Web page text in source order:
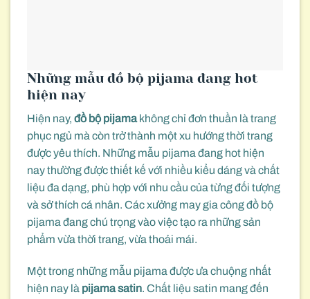
Những mẫu đồ bộ pijama đang hot
hiện nay
Hiện nay, đồ bộ pijamakhông chỉ đơn thuần là trang
phục ngủ mà còn trở thành một xu hướng thời trang
được yêu thích. Những mẫu pijama đang hot hiện
nay thường được thiết kế với nhiều kiểu dáng và chất
liệu đa dạng, phù hợp với nhu cầu của từng đối tượng
và sở thích cá nhân. Các xưởng may gia công đồ bộ
pijama đang chú trọng vào việc tạo ra những sản
phẩm vừa thời trang, vừa thoải mái.
Một trong những mẫu pijama được ưa chuộng nhất
hiện nay là pijama satin. Chất liệu satin mang đến